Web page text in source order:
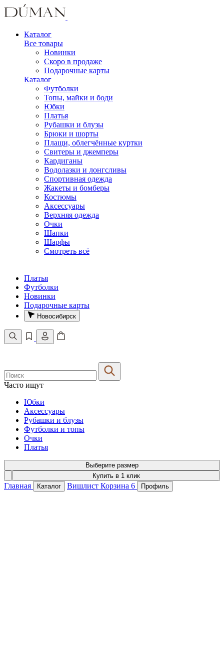
Каталог
Все товары
Новинки
Скоро в продаже
Подарочные карты
Каталог
Футболки
Топы, майки и боди
Юбки
Платья
Рубашки и блузы
Брюки и шорты
Плащи, облегчённые куртки
Свитеры и джемперы
Кардиганы
Водолазки и лонгсливы
Спортивная одежда
Жакеты и бомберы
Костюмы
Аксессуары
Верхняя одежда
Очки
Шапки
Шарфы
Смотреть всё
Платья
Футболки
Новинки
Подарочные карты
Новосибирск
Часто ищут
Юбки
Аксессуары
Рубашки и блузы
Футболки и топы
Очки
Платья
Выберите размер
Купить в 1 клик
Главная Каталог Вишлист Корзина 6 Профиль